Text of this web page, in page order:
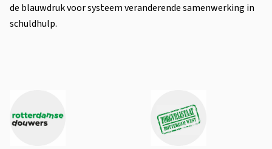
de blauwdruk voor systeem veranderende samenwerking in
schuldhulp.